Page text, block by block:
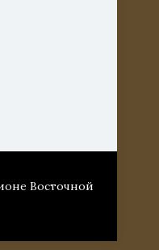
Восточной